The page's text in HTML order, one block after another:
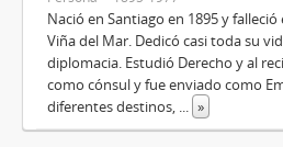
Nació en Santiago en 1895 y
Viña del Mar. Dedicó casi toda su
diplomacia. Estudió Derecho y al
como cónsul y fue enviado como
diferentes destinos, ... »